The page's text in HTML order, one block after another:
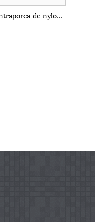
Contraporca de nylon ASME B18.16.6